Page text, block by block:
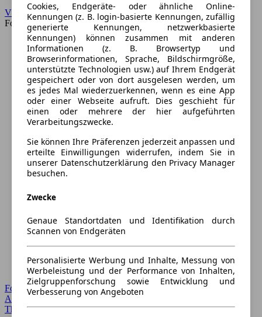
VW
Forum
Forum Startseite
Alle Auto-Foren
Themen-Forum
Cookies, Endgeräte- oder ähnliche Online-
Kennungen (z. B. login-basierte Kennungen, zufällig
generierte Kennungen, netzwerkbasierte
Kennungen) können zusammen mit anderen
Informationen (z. B. Browsertyp und
Browserinformationen, Sprache, Bildschirmgröße,
unterstützte Technologien usw.) auf Ihrem Endgerät
gespeichert oder von dort ausgelesen werden, um
es jedes Mal wiederzuerkennen, wenn es eine App
oder einer Webseite aufruft. Dies geschieht für
einen oder mehrere der hier aufgeführten
Verarbeitungszwecke.
Sie können Ihre Präferenzen jederzeit anpassen und
erteilte Einwilligungen widerrufen, indem Sie in
unserer Datenschutzerklärung den Privacy Manager
besuchen.
Zwecke
Genaue Standortdaten und Identifikation durch
Scannen von Endgeräten
Personalisierte Werbung und Inhalte, Messung von
Werbeleistung und der Performance von Inhalten,
Zielgruppenforschung sowie Entwicklung und
Verbesserung von Angeboten